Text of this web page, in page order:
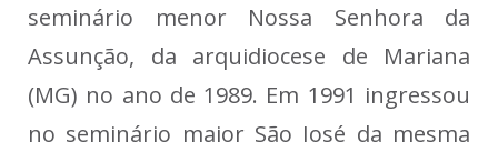
seminário menor Nossa Senhora da
Assunção, da arquidiocese de Mariana
(MG) no ano de 1989. Em 1991 ingressou
no seminário maior São José da mesma